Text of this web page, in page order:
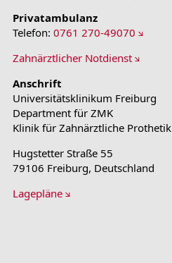
Privatambulanz
Telefon: 0761 270-49070
Zahnärztlicher Notdienst
Anschrift
Universitätsklinikum Freiburg
Department für ZMK
Klinik für Zahnärztliche Prothetik
Hugstetter Straße 55
79106 Freiburg, Deutschland
Lagepläne